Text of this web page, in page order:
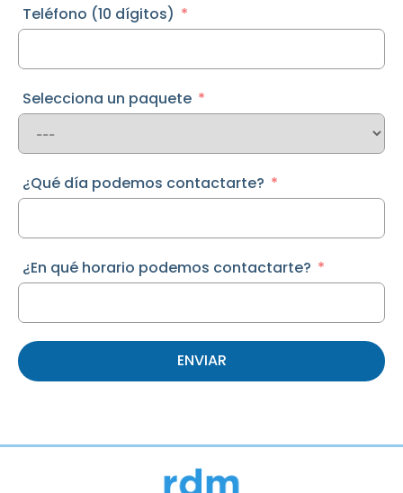
Teléfono (10 dígitos)
Selecciona un paquete
¿Qué día podemos contactarte?
¿En qué horario podemos contactarte?
ENVIAR